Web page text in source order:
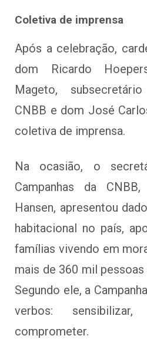
Coletiva de imprensa
Após a celebração,
dom Ricardo
Mageto,
CNBB e dom José
coletiva de imprensa.
Na ocasião, o
Campanhas da
Hansen, apresentou
habitacional no país,
famílias vivendo em
mais de 360 mil
Segundo ele, a
verbos:
comprometer.